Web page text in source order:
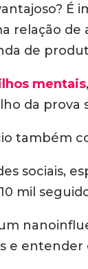
relação de
de
mentais
da prova
também
sociais,
mil
e